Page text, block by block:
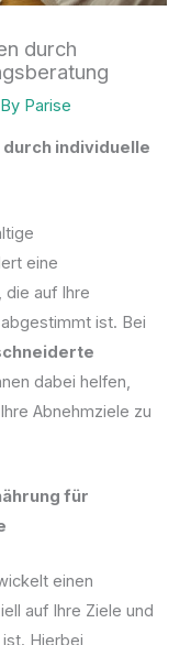
durch
Parise
individuelle
eine
die auf Ihre
ist. Bei
dabei helfen,
Abnehmziele zu
für
einen
auf Ihre Ziele und
Hierbei